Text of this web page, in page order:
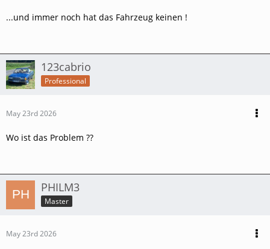
...und immer noch hat das Fahrzeug keinen !
123cabrio
Professional
May 23rd 2026
Wo ist das Problem ??
PHILM3
Master
May 23rd 2026